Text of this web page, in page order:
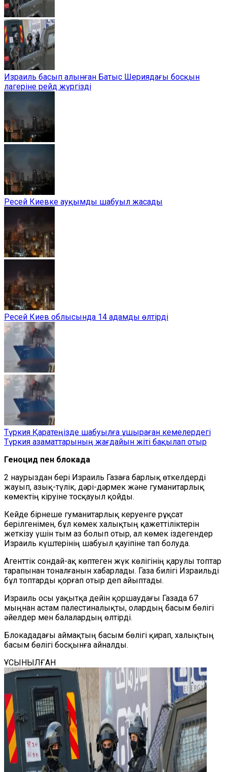
Израиль басып алынған Батыс Шериядағы босқын
лагеріне рейд жүргізді
Ресей Киевке ауқымды шабуыл жасады
Ресей Киев облысында 14 адамды өлтірді
Түркия Қаратеңізде шабуылға ұшыраған кемелердегі
Түркия азаматтарының жағдайын жіті бақылап отыр
Геноцид пен блокада
2 наурыздан бері Израиль Газаға барлық өткелдерді
жауып, азық-түлік, дәрі-дәрмек және гуманитарлық
көмектің кіруіне тосқауыл қойды.
Кейде бірнеше гуманитарлық керуенге рұқсат
берілгенімен, бұл көмек халықтың қажеттіліктерін
жеткізу үшін тым аз болып отыр, ал көмек іздегендер
Израиль күштерінің шабуыл қауіпіне тап болуда.
Агенттік сондай-ақ көптеген жүк көлігінің қарулы топтар
тарапынан тоналғанын хабарлады. Газа билігі Израильді
бұл топтарды қорғап отыр деп айыптады.
Израиль осы уақытқа дейін қоршаудағы Газада 67
мыңнан астам палестиналықты, олардың басым бөлігі
әйелдер мен балалардың өлтірді.
Блокададағы аймақтың басым бөлігі қирап, халықтың
басым бөлігі босқынға айналды.
ҰСЫНЫЛҒАН